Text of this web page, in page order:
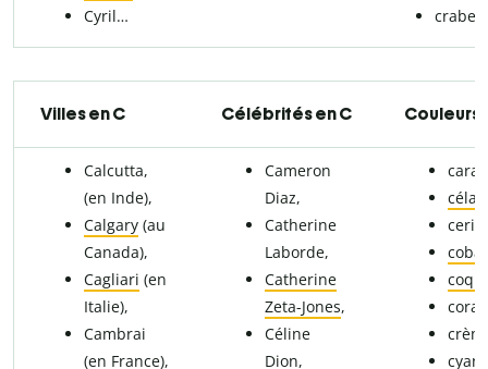
Cyril…
crabe…
Villes en C Célébrités en C Couleurs
Calcutta,
(en Inde),
Calgary (au
Canada),
Cagliari (en
Italie),
Cambrai
(en France),
Cameron
Diaz,
Catherine
Laborde,
Catherine
Zeta-Jones,
Céline
Dion,